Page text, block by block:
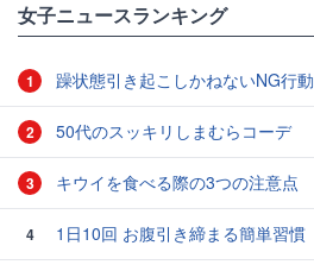
女子ニュースランキング
1 躁状態引き起こしかねないNG行動
2 50代のスッキリしまむらコーデ
3 キウイを食べる際の3つの注意点
4 1日10回 お腹引き締まる簡単習慣